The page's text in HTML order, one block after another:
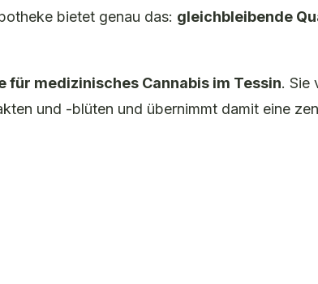
bietet genau das: gleichbleibende
medizinisches Cannabis im Tessin. Sie
und -blüten und übernimmt damit eine